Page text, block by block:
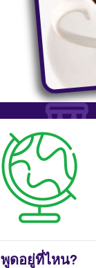
พูดอยู่ที่ไหน?